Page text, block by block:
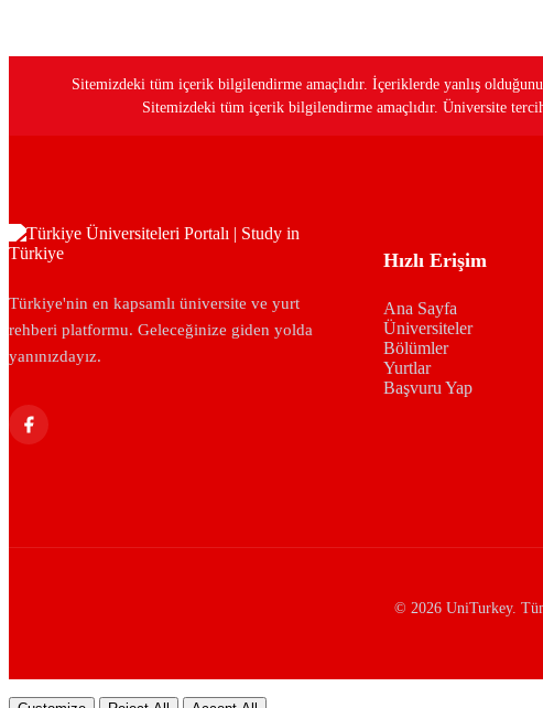
Sitemizdeki tüm içerik bilgilendirme amaçlıdır. İçeriklerde yanlış
Sitemizdeki tüm içerik bilgilendirme amaçlıdır. Üniversite
Türkiye'nin en kapsamlı üniversite ve yurt
rehberi platformu. Geleceğinize giden yolda
yanınızdayız.
Hızlı Erişim
Ana Sayfa
Üniversiteler
Bölümler
Yurtlar
Başvuru Yap
© 2026 UniTurkey.